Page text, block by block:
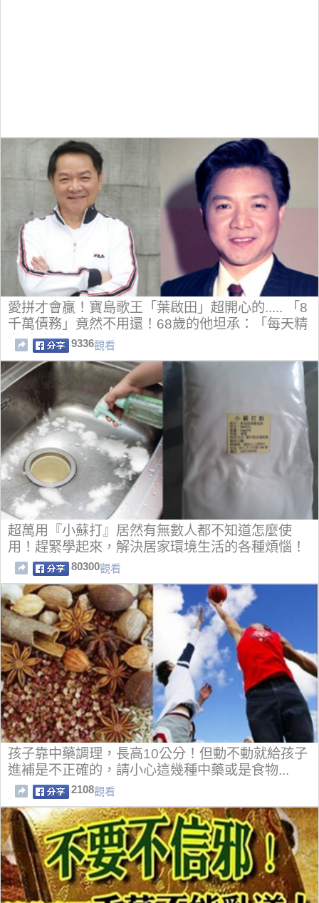
愛拼才會贏！寶島歌王「葉啟田」超開心的..... 「8
千萬債務」竟然不用還！68歲的他坦承：「每天精
力乒乓叫！」
9336觀看
超萬用『小蘇打』居然有無數人都不知道怎麼使
用！趕緊學起來，解決居家環境生活的各種煩惱！
80300觀看
孩子靠中藥調理，長高10公分！但動不動就給孩子
進補是不正確的，請小心這幾種中藥或是食物...
2108觀看